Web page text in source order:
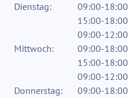
Dienstag:
09:00-18:00
15:00-18:00
09:00-12:00
Mittwoch:
09:00-18:00
15:00-18:00
09:00-12:00
Donnerstag:
09:00-18:00